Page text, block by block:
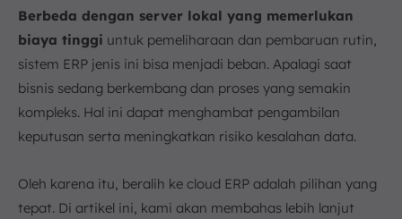
6. Optimalkan Bisnis Anda dengan Cloud ERP
ScaleOcean
7. Kesimpulan
Berbeda dengan server lokal yang memerlukan
biaya tinggi untuk pemeliharaan dan pembaruan rutin,
sistem ERP jenis ini bisa menjadi beban. Apalagi saat
bisnis sedang berkembang dan proses yang semakin
kompleks. Hal ini dapat menghambat pengambilan
keputusan serta meningkatkan risiko kesalahan data.
Oleh karena itu, beralih ke cloud ERP adalah pilihan yang
tepat. Di artikel ini, kami akan membahas lebih lanjut